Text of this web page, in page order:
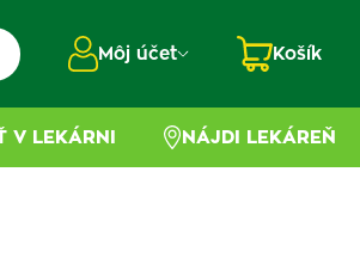
Môj účet Košík
V LEKÁRNI NÁJDI LEKÁREŇ